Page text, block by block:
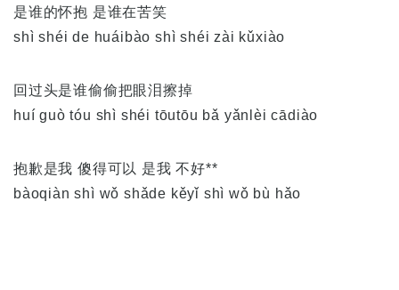
是谁的怀抱 是谁在苦笑
shì shéi de huáibào shì shéi zài kǔxiào
回过头是谁偷偷把眼泪擦掉
huí guò tóu shì shéi tōutōu bǎ yǎnlèi cādiào
抱歉是我 傻得可以 是我 不好**
bàoqiàn shì wǒ shǎde kěyǐ shì wǒ bù hǎo